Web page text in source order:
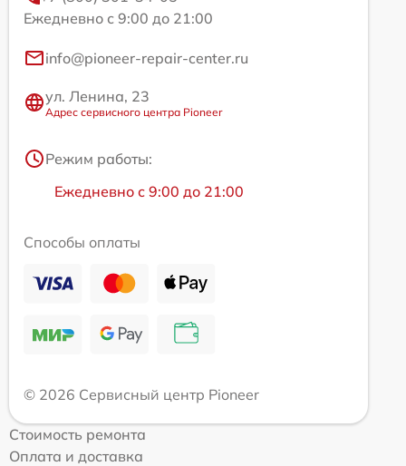
Ежедневно с 9:00 до 21:00
info@pioneer-repair-center.ru
ул. Ленина, 23
Адрес сервисного центра Pioneer
Режим работы:
Ежедневно с 9:00 до 21:00
Способы оплаты
© 2026 Сервисный центр Pioneer
Стоимость ремонта
Оплата и доставка